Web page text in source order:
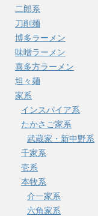
二郎系
刀削麺
博多ラーメン
味噌ラーメン
喜多方ラーメン
坦々麺
家系
インスパイア系
たかさご家系
武蔵家・新中野系
千家系
壱系
本牧系
介一家系
六角家系